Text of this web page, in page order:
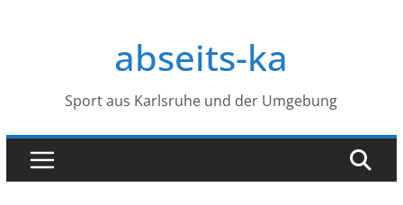
abseits-ka
Sport aus Karlsruhe und der Umgebung